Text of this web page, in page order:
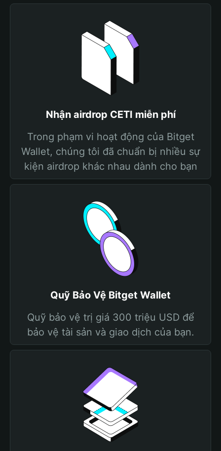
Nhận airdrop CETI miễn phí
Trong phạm vi hoạt động của Bitget
Wallet, chúng tôi đã chuẩn bị nhiều sự
kiện airdrop khác nhau dành cho bạn
Quỹ Bảo Vệ Bitget Wallet
Quỹ bảo vệ trị giá 300 triệu USD để
bảo vệ tài sản và giao dịch của bạn.